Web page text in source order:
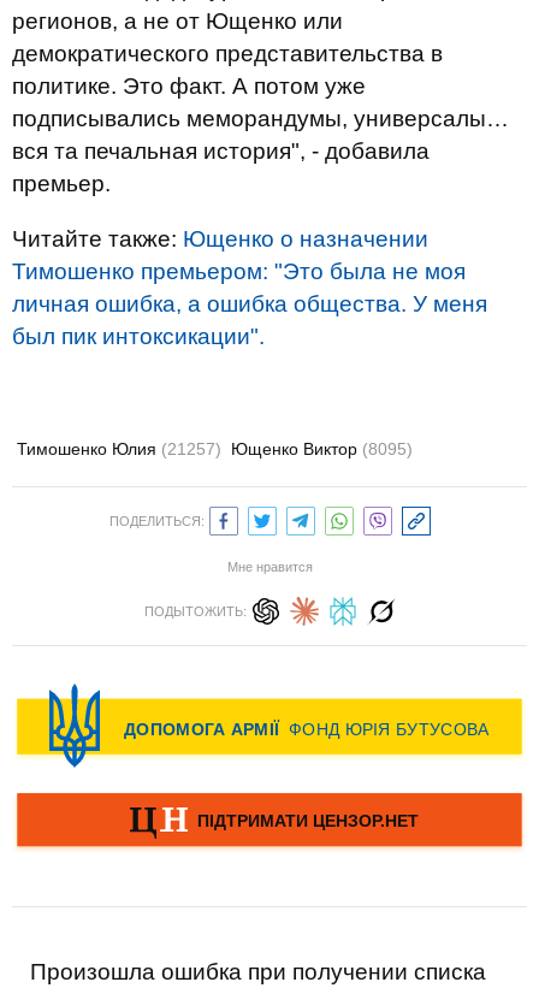
регионов, а не от Ющенко или
демократического представительства в
политике. Это факт. А потом уже
подписывались меморандумы, универсалы…
вся та печальная история", - добавила
премьер.
Читайте также: Ющенко о назначении
Тимошенко премьером: "Это была не моя
личная ошибка, а ошибка общества. У меня
был пик интоксикации".
Тимошенко Юлия (21257) Ющенко Виктор (8095)
ПОДЕЛИТЬСЯ:
Мне нравится
ПОДЫТОЖИТЬ:
Произошла ошибка при получении списка